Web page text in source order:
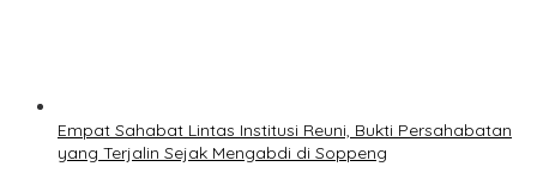
Empat Sahabat Lintas Institusi Reuni, Bukti Persahabatan
yang Terjalin Sejak Mengabdi di Soppeng